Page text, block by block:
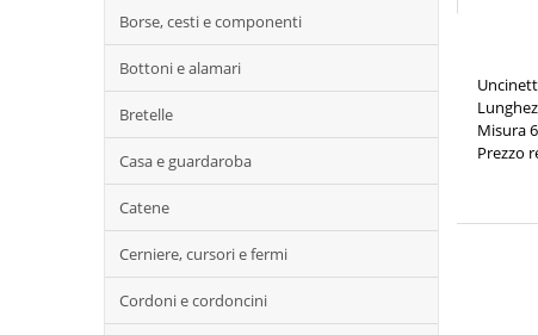
Borse, cesti e componenti
Bottoni e alamari
Bretelle
Casa e guardaroba
Catene
Cerniere, cursori e fermi
Cordoni e cordoncini
Misura
Prezzo